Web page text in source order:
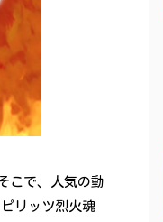
こで、人気の動
リッツ烈火魂